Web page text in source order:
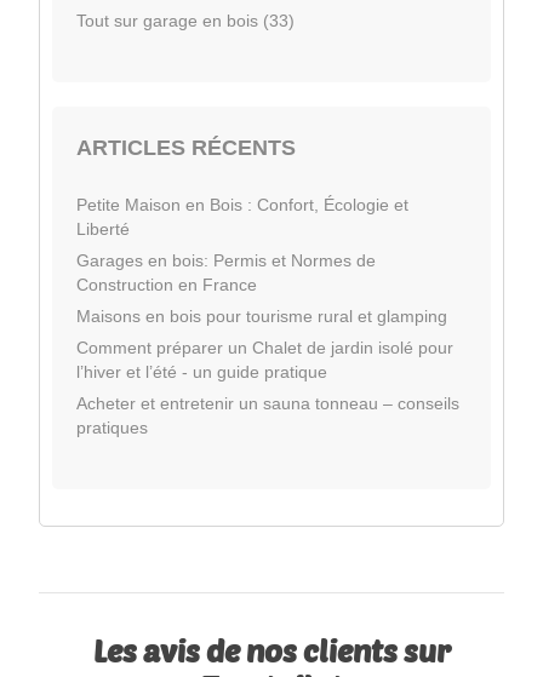
Tout sur garage en bois (33)
ARTICLES RÉCENTS
Petite Maison en Bois : Confort, Écologie et
Liberté
Garages en bois: Permis et Normes de
Construction en France
Maisons en bois pour tourisme rural et glamping
Comment préparer un Chalet de jardin isolé pour
l’hiver et l’été - un guide pratique
Acheter et entretenir un sauna tonneau – conseils
pratiques
Les avis de nos clients sur